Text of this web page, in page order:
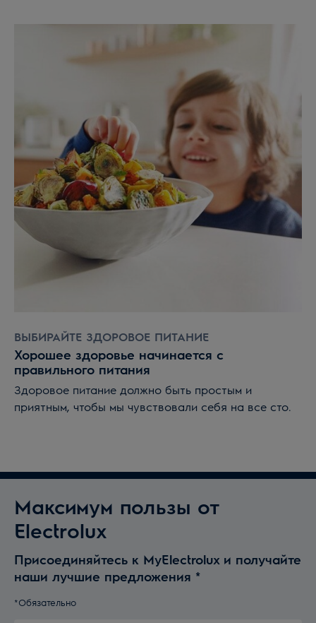
ВЫБИРАЙТЕ ЗДОРОВОЕ ПИТАНИЕ
Хорошее здоровье начинается с
правильного питания
Здоровое питание должно быть простым и
приятным, чтобы мы чувствовали себя на все сто.
Максимум пользы от
Electrolux
Присоединяйтесь к MyElectrolux и получайте
наши лучшие предложения *
*Обязательно